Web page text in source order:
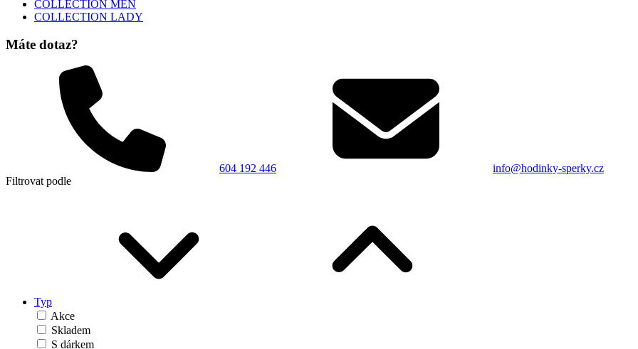
COLLECTION MEN
COLLECTION LADY
Máte dotaz?
604 192 446
info@hodinky-sperky.cz
Filtrovat podle
Typ
Akce
Skladem
S dárkem